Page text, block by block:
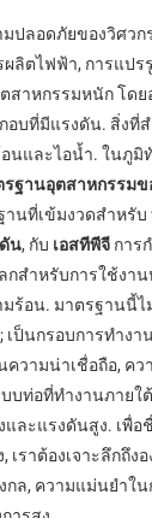
ปลอดภัยของวิศวก
ลิตไฟฟ้า, การแปร
สาหกรรมหนัก โด
อบที่มีแรงดัน. สิ่งที่
อนและไอน้ำ. ในภู
รฐานอุตสาหกรรม
านที่เข้มงวดสำหรับ
น, กับ เอสทีพีจี การ
กสำหรับการใช้งา
มร้อน. มาตรฐานนี้ไ
เป็นกรอบการทำงา
ความน่าเชื่อถือ, ค
บท่อที่ทำงานภายใ
ละแรงดันสูง. เพื่
เราต้องเจาะลึกถึง
ล, ความแม่นยำใน